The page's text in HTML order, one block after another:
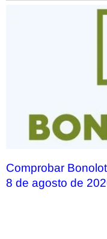
Comprobar
8 de agosto de